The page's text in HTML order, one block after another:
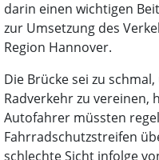
darin einen wichtigen
zur Umsetzung des
Region Hannover.
Die Brücke sei zu
Radverkehr zu vereinen,
Autofahrer müssten
Fahrradschutzstreifen
schlechte Sicht infolge